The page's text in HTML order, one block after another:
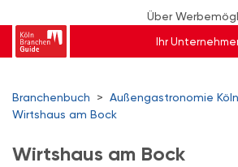
Über
Ihr
Branchenbuch > Außengastronomie Köln
Wirtshaus am Bock
Wirtshaus am Bock